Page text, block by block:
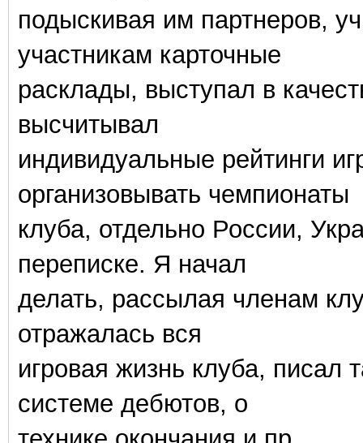
подыскивая им партнеров,
участникам карточные
расклады, выступал в
высчитывал
индивидуальные рейтинги
организовывать чемпионаты
клуба, отдельно России,
переписке. Я начал
делать, рассылая членам
отражалась вся
игровая жизнь клуба, писал
системе дебютов, о